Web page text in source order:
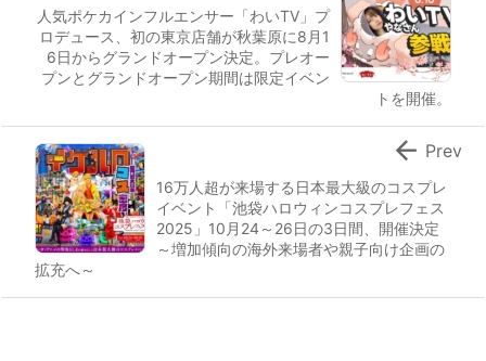
人気ポケカインフルエンサー「わいTV」プ
ロデュース、初の東京店舗が秋葉原に8月1
6日からグランドオープン決定。プレオー
プンとグランドオープン期間は限定イベン
トを開催。
16万人超が来場する日本最大級のコスプレ
イベント「池袋ハロウィンコスプレフェス
2025」10月24～26日の3日間、開催決定
～増加傾向の海外来場者や親子向け企画の
拡充へ～
 Prev